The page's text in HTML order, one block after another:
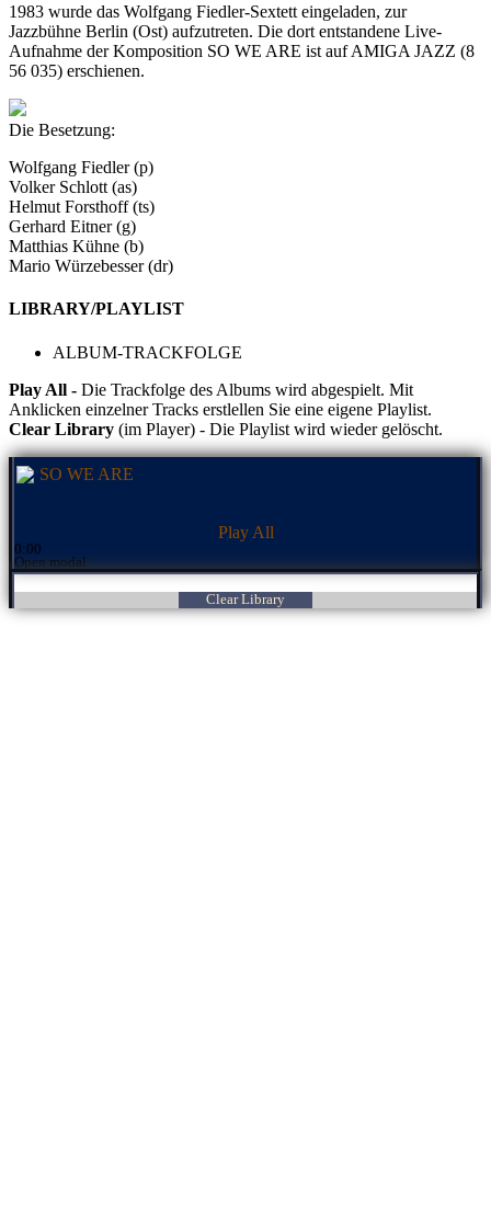
1983 wurde das Wolfgang Fiedler-Sextett eingeladen, zur
Jazzbühne Berlin (Ost) aufzutreten. Die dort entstandene Live-
Aufnahme der Komposition SO WE ARE ist auf AMIGA JAZZ (8
56 035) erschienen.
Die Besetzung:
Wolfgang Fiedler (p)
Volker Schlott (as)
Helmut Forsthoff (ts)
Gerhard Eitner (g)
Matthias Kühne (b)
Mario Würzebesser (dr)
LIBRARY/PLAYLIST
ALBUM-TRACKFOLGE
Play All - Die Trackfolge des Albums wird abgespielt. Mit
Anklicken einzelner Tracks erstlellen Sie eine eigene Playlist.
Clear Library (im Player) - Die Playlist wird wieder gelöscht.
SO WE ARE
Play All
0:00
Open modal
Clear Library